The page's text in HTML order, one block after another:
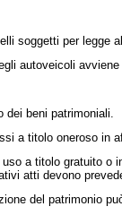
soggetti per legge
autoveicoli avviene
dei beni patrimoniali.
titolo oneroso in
a titolo gratuito o
atti devono
del patrimonio